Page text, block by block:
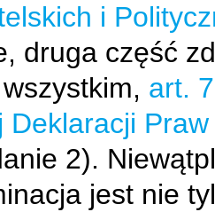
i
druga część
art. 7
Deklaracji Praw
2).
jest nie